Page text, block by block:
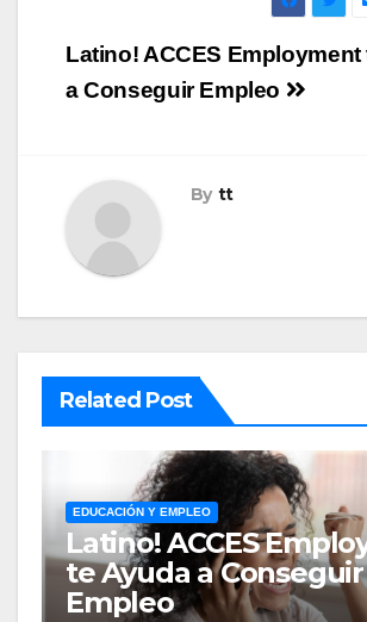
Navegación
de
Latino! ACCES Employment
a Conseguir Empleo
By tt
Related Post
EDUCACIÓN Y EMPLEO
Latino! ACCES
te Ayuda a Conseguir
Empleo